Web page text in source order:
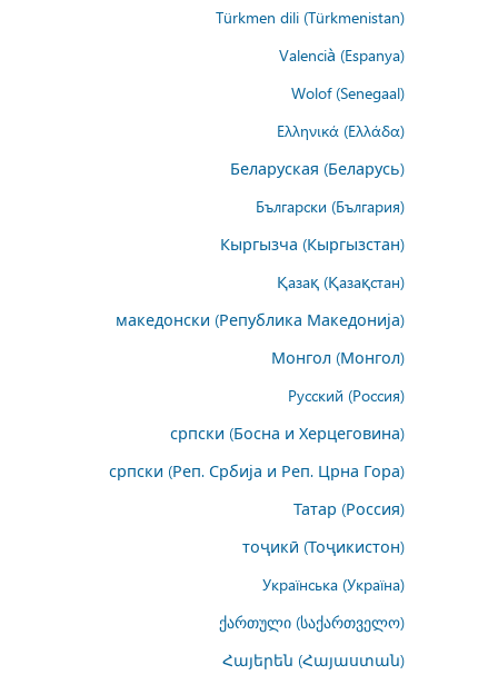
Türkmen dili (Türkmenistan)
Valencià (Espanya)
Wolof (Senegaal)
Ελληνικά (Ελλάδα)
Беларуская (Беларусь)
Български (България)
Кыргызча (Кыргызстан)
Қазақ (Қазақстан)
македонски (Република Македонија)
Монгол (Монгол)
Русский (Россия)
српски (Босна и Херцеговина)
српски (Реп. Србија и Реп. Црна Гора)
Татар (Россия)
тоҷикӣ (Тоҷикистон)
Українська (Україна)
ქართული (საქართველო)
Հայերեն (Հայաստան)